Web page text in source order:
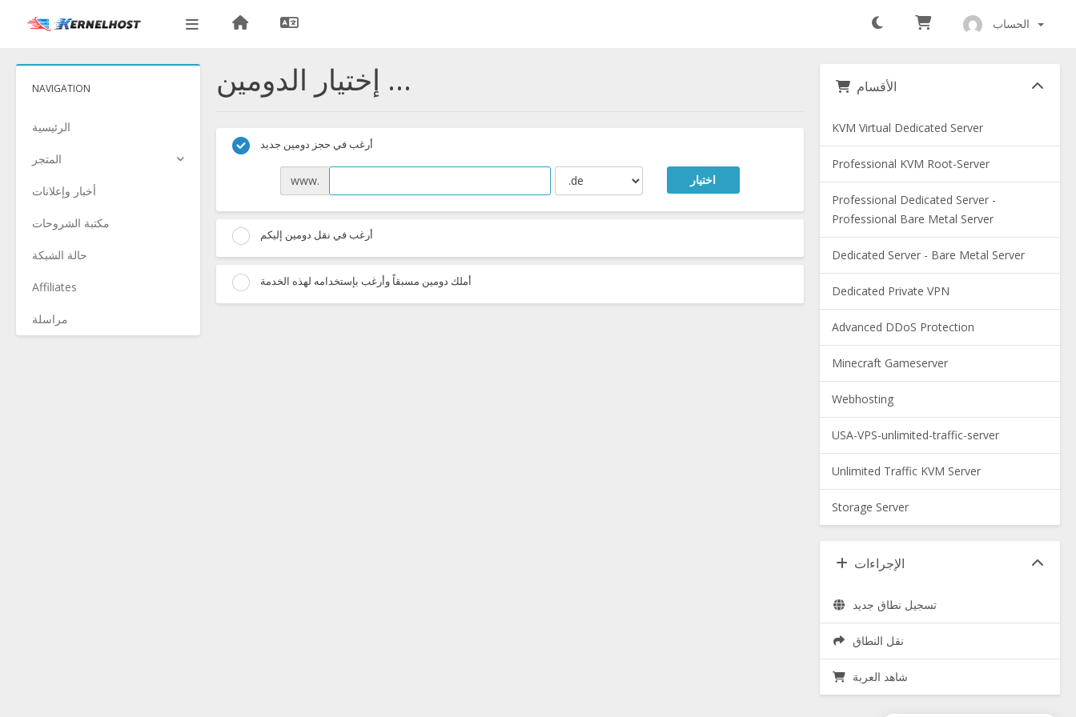
الحساب
NAVIGATION
الرئيسية
المتجر
أخبار وإعلانات
مكتبة الشروحات
حالة الشبكة
Affiliates
مراسلة
إختيار الدومين ...
أرغب في حجز دومين جديد
www. اختيار
أرغب في نقل دومين إليكم
أملك دومين مسبقاً وأرغب بإستخدامه لهذه الخدمة
الأقسام
KVM Virtual Dedicated Server
Professional KVM Root-Server
Professional Dedicated Server -
Professional Bare Metal Server
Dedicated Server - Bare Metal Server
Dedicated Private VPN
Advanced DDoS Protection
Minecraft Gameserver
Webhosting
USA-VPS-unlimited-traffic-server
Unlimited Traffic KVM Server
Storage Server
الإجراءات
تسجيل نطاق جديد
نقل النطاق
شاهد العربة